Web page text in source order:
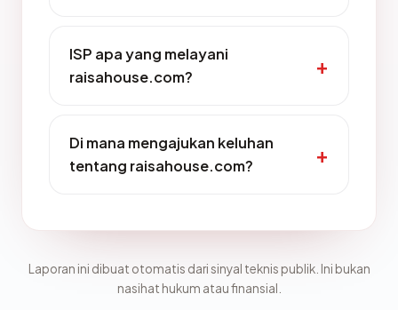
ISP apa yang melayani
raisahouse.com?
Di mana mengajukan keluhan
tentang raisahouse.com?
Laporan ini dibuat otomatis dari sinyal teknis publik. Ini bukan
nasihat hukum atau finansial.